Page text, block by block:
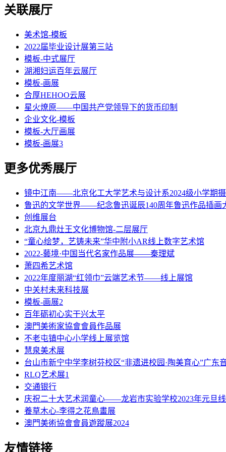
关联展厅
美术馆-模板
2022届毕业设计展第三站
模板-中式展厅
湖湘妇运百年云展厅
模板-画展
合厚HEHOO云展
星火燎原——中国共产党领导下的货币印制
企业文化-模板
模板-大厅画展
模板-画展3
更多优秀展厅
镜中江南——北京化工大学艺术与设计系2024级小学期
鲁迅的文学世界——纪念鲁迅诞辰140周年鲁迅作品插画
创维展台
北京九鼎灶王文化博物馆-二层展厅
“童心绘梦，艺铸未来”华中附小AR线上数字艺术馆
2022-藝境·中国当代名家作品展——秦理斌
萧四希艺术馆
2022年度丽湖“红领巾”云端艺术节——线上展馆
中关村未来科技展
模板-画展2
百年砺初心实干兴太平
澳門美術家協會會員作品展
不老屯镇中心小学线上展览馆
慧泉美术展
台山市新宁中学李树芬校区“非遗进校园·陶美育心”广东
RLQ艺术展1
交通银行
庆祝二十大艺术润童心——龙岩市实验学校2023年元旦
養草木心-李得之花鳥畫展
澳門美術協會會員遊蹤展2024
友情链接